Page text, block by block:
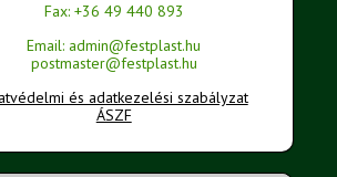
Fax: +36 49 440 893
Email: admin@festplast.hu
postmaster@festplast.hu
és adatkezelési szabályzat
ÁSZF